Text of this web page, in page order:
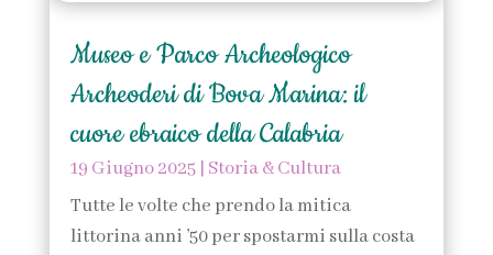
Museo e Parco Archeologico
Archeoderi di Bova Marina: il
cuore ebraico della Calabria
19 Giugno 2025| Storia & Cultura
Tutte le volte che prendo la mitica
littorina anni ’50 per spostarmi sulla costa